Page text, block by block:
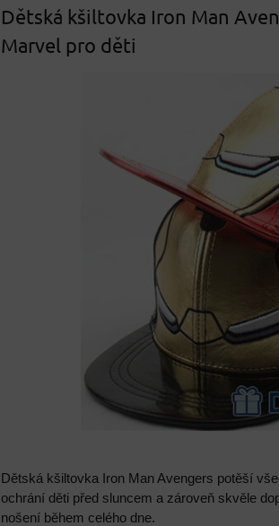
Dětská kšiltovka Iron Man
Marvel pro děti
Dětská kšiltovka Iron Man Avengers potěší
ochrání děti před sluncem a zároveň skvěle
nošení během celého dne.